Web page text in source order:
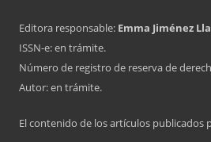
Editora responsable: Emma Jiménez
ISSN-e: en trámite.
Número de registro de reserva de
Autor: en trámite.
El contenido de los artículos publicados